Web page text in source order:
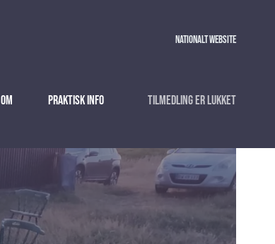
Nationalt website
Om Praktisk info Tilmedling er lukket